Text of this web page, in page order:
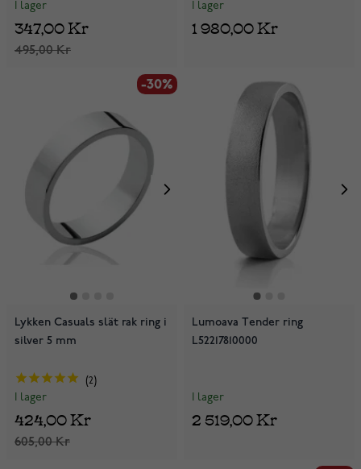
I lager
495,00 Kr
347,00 Kr
I lager
1 980,00 Kr
-30%
Lykken Casuals slät rak ring i
silver 5 mm
2
I lager
605,00 Kr
424,00 Kr
Lumoava Tender ring
L52217810000
I lager
2 519,00 Kr